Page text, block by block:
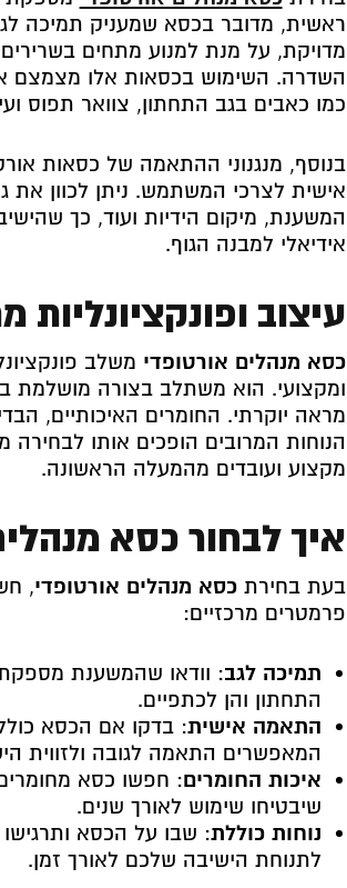
ראשית, מדובר בכסא שמעניק תמיכה
מדויקת, על מנת למנוע מתחים
השדרה. השימוש בכסאות אלו מצמצם את
כמו כאבים בגב התחתון, צוואר תפוס
בנוסף, מנגנוני ההתאמה של כסאות
אישית לצרכי המשתמש. ניתן לכוון את
המשענת, מיקום הידיות ועוד, כך
אידיאלי למבנה הגוף.
עיצוב
כסא מנהלים אורטופדי משלב
ומקצועי. הוא משתלב בצורה מושלמת
מראה יוקרתי. החומרים האיכותיים,
הנוחות המרובים הופכים אותו לבחירה
מקצוע ועובדים מהמעלה הראשונה.
איך לבחור כסא
בעת בחירתכסא מנהלים אורטופדי,
פרמטרים מרכזיים:
תמיכה לגב: וודאו שהמשענת
התחתון והן לכתפיים.
התאמה אישית: בדקו אם הכסא כולל
המאפשרים התאמה לגובה ולזווית
איכות החומרים: חפשו כסא
שיבטיחו שימוש לאורך שנים.
נוחות כוללת: שבו על הכסא
לתנוחת הישיבה שלכם לאורך זמן.